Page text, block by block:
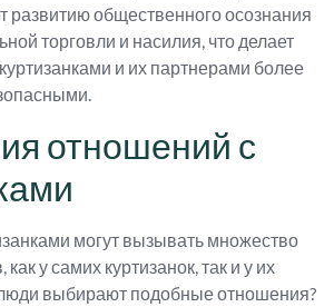
развитию общественного осознания
торговли и насилия, что делает
и их партнерами более
отношений с
могут вызывать множество
у самих куртизанок, так и у их
выбирают подобные отношения?